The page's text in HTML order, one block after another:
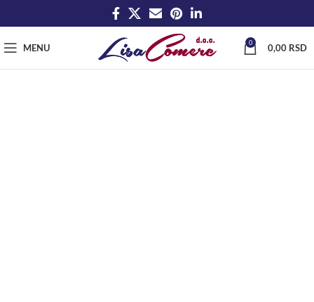
MENU 0 0,00 RSD